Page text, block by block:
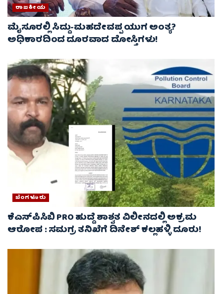
ರಾಜಕೀಯ
ಮೈಸೂರಲ್ಲಿ ಸಿದ್ದು-ಮಹದೇವಪ್ಪ ಯುಗ ಅಂತ್ಯ?
ಅಧಿಕಾರದಿಂದ ದೂರವಾದ ದೋಸ್ತಿಗಳು!
ಬೆಂಗಳೂರು
ಕೆಎಸ್‌ಪಿಸಿಬಿ PRO ಹುದ್ದೆ ಶಾಶ್ವತ ವಿಲೀನದಲ್ಲಿ ಅಕ್ರಮ
ಆರೋಪ : ಸಮಗ್ರ ತನಿಖೆಗೆ ದಿನೇಶ್ ಕಲ್ಲಹಳ್ಳಿ ದೂರು!